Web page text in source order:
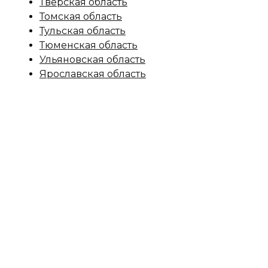
Томская область
Тульская область
Тюменская область
Ульяновская область
Ярославская область